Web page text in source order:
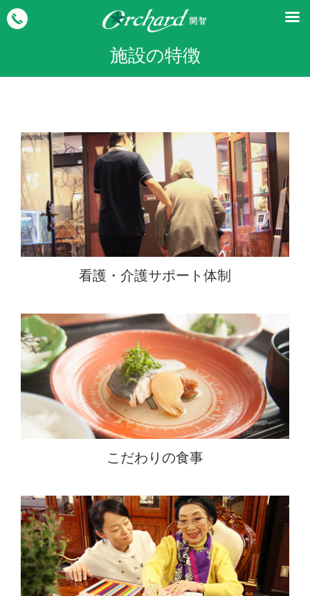
施設の特徴
看護・介護サポート体制
こだわりの食事